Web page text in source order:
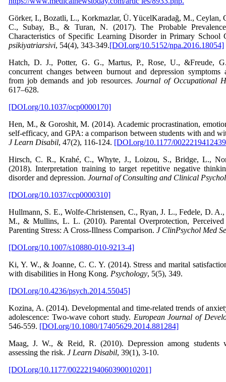
Görker, I., Bozatli, L., Korkmazlar, Ü. YücelKaradağ, M., Ceylan,
C., Subay, B., & Turan, N. (2017). The Probable Prevalence
Characteristics of Specific Learning Disorder in Primary
psikiyatriarsivi, 54(4), 343-349.[DOI.org/10.5152/npa.2016.18054]
Hatch, D. J., Potter, G. G., Martus, P., Rose, U., &Freude,
concurrent changes between burnout and depression symptoms
from job demands and job resources.Journal of Occupational
617–628.
[DOI.org/10.1037/ocp0000170]
Hen, M., & Goroshit, M. (2014). Academic procrastination,
self-efficacy, and GPA: a comparison between students with and
J Learn Disabil, 47(2), 116-124. [DOI.org/10.1177/
Hirsch, C. R., Krahé, C., Whyte, J., Loizou, S., Bridge, L.,
(2018). Interpretation training to target repetitive negative
disorder and depression. Journal of Consulting and Clinical
[DOI.org/10.1037/ccp0000310]
Hullmann, S. E., Wolfe-Christensen, C., Ryan, J. L., Fedele, D.
M., & Mullins, L. L. (2010). Parental Overprotection,
Parenting Stress: A Cross-Illness Comparison. J ClinPsychol Med
[DOI.org/10.1007/s10880-010-9213-4]
Ki, Y. W., & Joanne, C. C. Y. (2014). Stress and marital
with disabilities in Hong Kong. Psychology, 5(5), 349.
[DOI.org/10.4236/psych.2014.55045]
Kozina, A. (2014). Developmental and time-related trends of
adolescence: Two-wave cohort study. European Journal of
546-559. [DOI.org/10.1080/17405629.2014.881284]
Maag, J. W., & Reid, R. (2010). Depression among students
assessing the risk. J Learn Disabil, 39(1), 3-10.
[DOI.org/10.1177/00222194060390010201]